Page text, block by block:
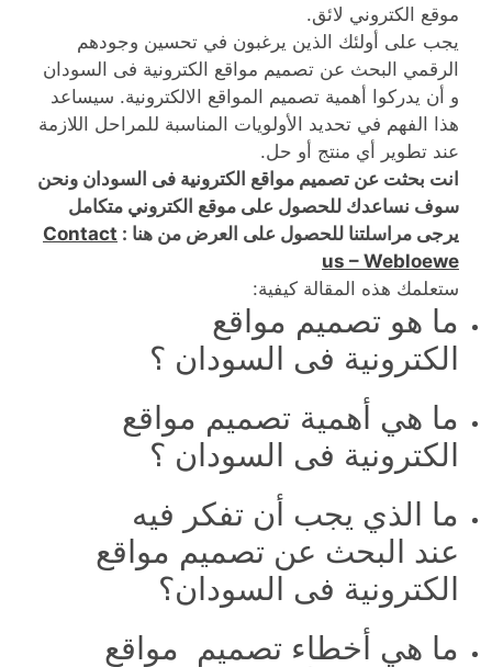
موقع الكتروني لائق.
يجب على أولئك الذين يرغبون في تحسين وجودهم
الرقمي البحث عن تصميم مواقع الكترونية فى السودان
و أن يدركوا أهمية تصميم المواقع الالكترونية. سيساعد
هذا الفهم في تحديد الأولويات المناسبة للمراحل اللازمة
عند تطوير أي منتج أو حل.
انت بحثت عن تصميم مواقع الكترونية فى السودان ونحن
سوف نساعدك للحصول على موقع الكتروني متكامل
يرجى مراسلتنا للحصول على العرض من هنا : Contact
us – Webloewe
ستعلمك هذه المقالة كيفية:
ما هو تصميم مواقع
الكترونية فى السودان ؟
ما هي أهمية تصميم مواقع
الكترونية فى السودان ؟
ما الذي يجب أن تفكر فيه
عند البحث عن تصميم مواقع
الكترونية فى السودان؟
ما هي أخطاء تصميم مواقع